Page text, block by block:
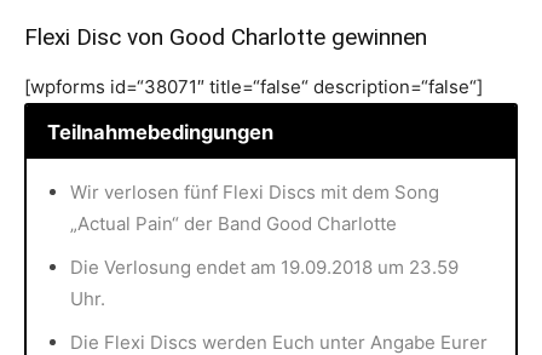
Flexi Disc von Good Charlotte gewinnen
[wpforms id=“38071″ title=“false“ description=“false“]
Teilnahmebedingungen
Wir verlosen fünf Flexi Discs mit dem Song
„Actual Pain“ der Band Good Charlotte
Die Verlosung endet am 19.09.2018 um 23.59
Uhr.
Die Flexi Discs werden Euch unter Angabe Eurer